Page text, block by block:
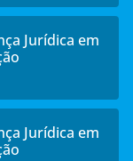
Jurídica em
Jurídica em